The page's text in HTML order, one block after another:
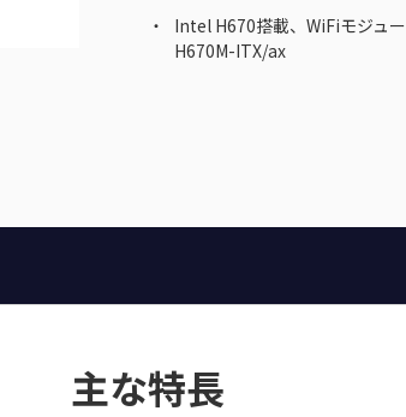
Intel H670搭載、WiFiモジュ
H670M-ITX/ax
主な特長